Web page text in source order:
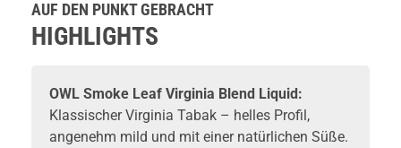
AUF DEN PUNKT GEBRACHT
HIGHLIGHTS
OWL Smoke Leaf Virginia Blend Liquid:
Klassischer Virginia Tabak – helles Profil,
angenehm mild und mit einer natürlichen Süße.